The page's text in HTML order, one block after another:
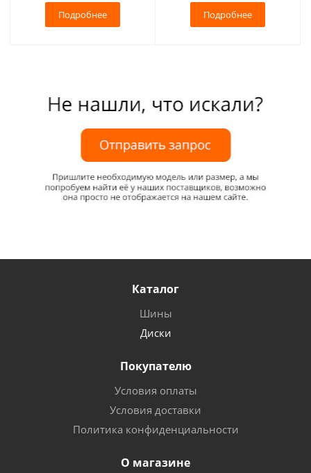
Подробнее Подробнее
Каталог
Шины
Диски
Покупателю
Условия оплаты
Условия доставки
Политика конфиденциальности
О магазине